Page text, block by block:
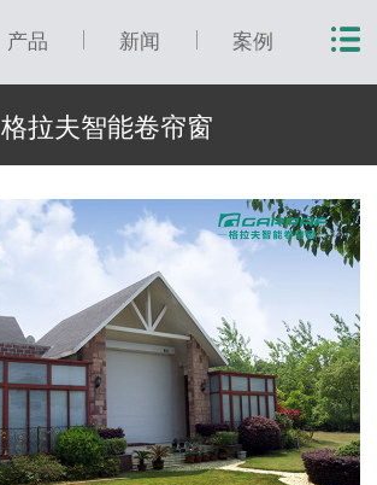
产品 新闻 案例
格拉夫智能卷帘窗